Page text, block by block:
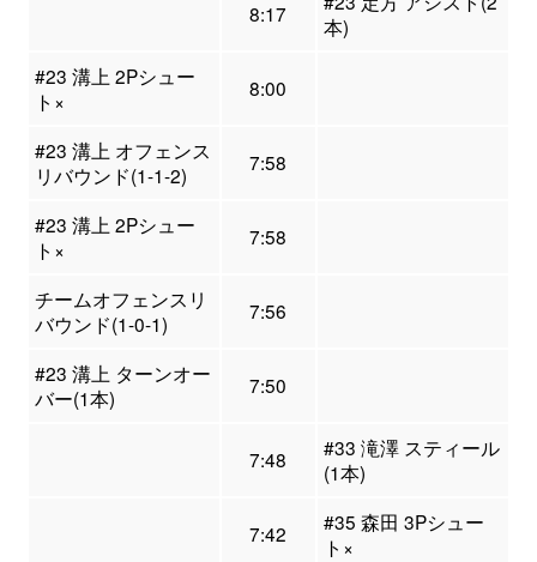
8:17
本)
#23 溝上 2Pシュー
ト×
8:00
#23 溝上 オフェンス
リバウンド(1-1-2)
7:58
#23 溝上 2Pシュー
ト×
7:58
チームオフェンスリ
バウンド(1-0-1)
7:56
#23 溝上 ターンオー
バー(1本)
7:50
7:48
#33 滝澤 スティール
(1本)
7:42
#35 森田 3Pシュー
ト×